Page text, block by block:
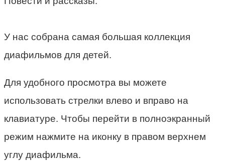
У нас собрана самая большая коллекция
диафильмов для детей.
Для удобного просмотра вы можете
использовать стрелки влево и вправо на
клавиатуре. Чтобы перейти в полноэкранный
режим нажмите на иконку в правом верхнем
углу диафильма.